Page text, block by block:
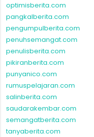
optimisberita.com
pangkalberita.com
pengumpulberita.com
penuhsemangat.com
penulisberita.com
pikiranberita.com
punyanico.com
rumuspelajaran.com
salinberita.com
saudarakembar.com
semangatberita.com
tanyaberita.com